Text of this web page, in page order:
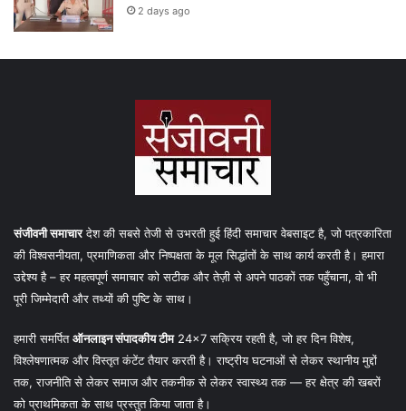
2 days ago
संजीवनी समाचारदेश की सबसे तेजी से उभरती हुई हिंदी समाचार वेबसाइट है, जो पत्रकारिता
की विश्वसनीयता, प्रमाणिकता और निष्पक्षता के मूल सिद्धांतों के साथ कार्य करती है। हमारा
उद्देश्य है – हर महत्वपूर्ण समाचार को सटीक और तेज़ी से अपने पाठकों तक पहुँचाना, वो भी
पूरी जिम्मेदारी और तथ्यों की पुष्टि के साथ।
हमारी समर्पितऑनलाइन संपादकीय टीम24×7 सक्रिय रहती है, जो हर दिन विशेष,
विश्लेषणात्मक और विस्तृत कंटेंट तैयार करती है। राष्ट्रीय घटनाओं से लेकर स्थानीय मुद्दों
तक, राजनीति से लेकर समाज और तकनीक से लेकर स्वास्थ्य तक — हर क्षेत्र की खबरों
को प्राथमिकता के साथ प्रस्तुत किया जाता है।